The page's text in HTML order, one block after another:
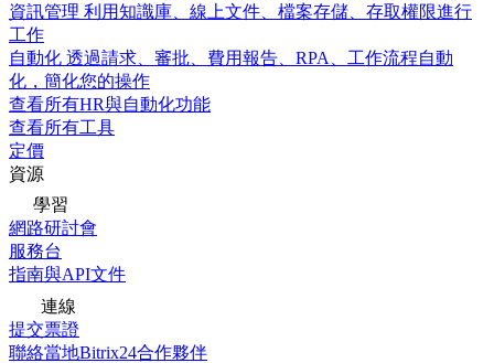
資訊管理 利用知識庫、線上文件、檔案存儲、存取權限進行
工作
自動化 透過請求、審批、費用報告、RPA、工作流程自動
化，簡化您的操作
查看所有HR與自動化功能
查看所有工具
定價
資源
學習
網路研討會
服務台
指南與API文件
連線
提交票證
聯絡當地Bitrix24合作夥伴